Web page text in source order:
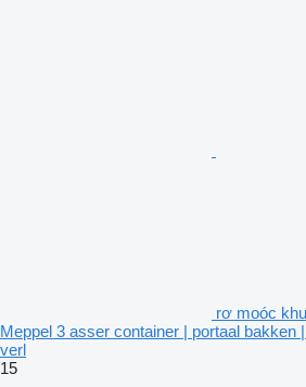
rơ moóc
Meppel 3 asser container | portaal bakken
verl
15